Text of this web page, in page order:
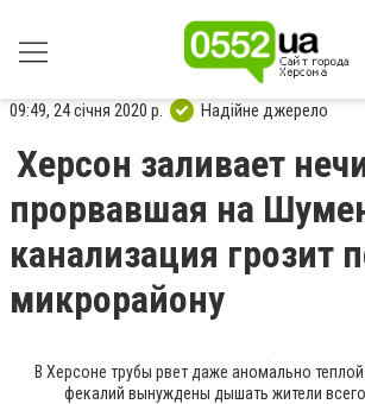
09:49, 24 січня 2020 р. Надійне джерело
Херсон заливает
прорвавшая на
канализация грозит
микрорайону
В Херсоне трубы рвет даже аномально
фекалий вынуждены дышать жители